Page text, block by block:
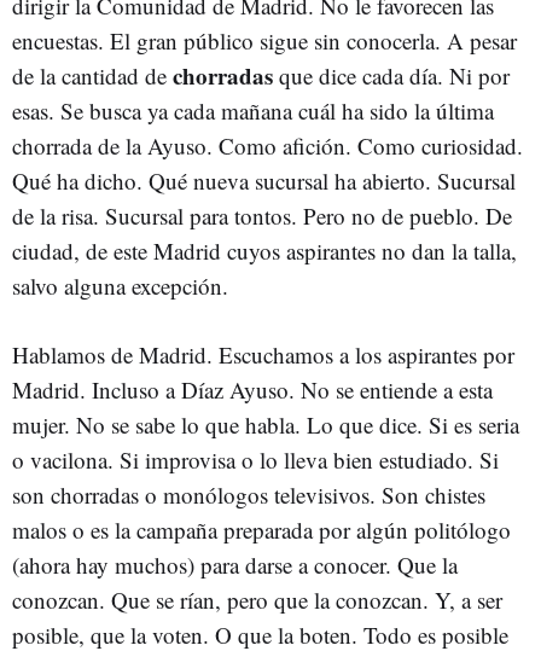
encuestas. El gran público sigue sin conocerla. A pesar
de la cantidad de chorradas que dice cada día. Ni por
esas. Se busca ya cada mañana cuál ha sido la última
chorrada de la Ayuso. Como afición. Como curiosidad.
Qué ha dicho. Qué nueva sucursal ha abierto. Sucursal
de la risa. Sucursal para tontos. Pero no de pueblo. De
ciudad, de este Madrid cuyos aspirantes no dan la talla,
salvo alguna excepción.
Hablamos de Madrid. Escuchamos a los aspirantes por
Madrid. Incluso a Díaz Ayuso. No se entiende a esta
mujer. No se sabe lo que habla. Lo que dice. Si es seria
o vacilona. Si improvisa o lo lleva bien estudiado. Si
son chorradas o monólogos televisivos. Son chistes
malos o es la campaña preparada por algún politólogo
(ahora hay muchos) para darse a conocer. Que la
conozcan. Que se rían, pero que la conozcan. Y, a ser
posible, que la voten. O que la boten. Todo es posible